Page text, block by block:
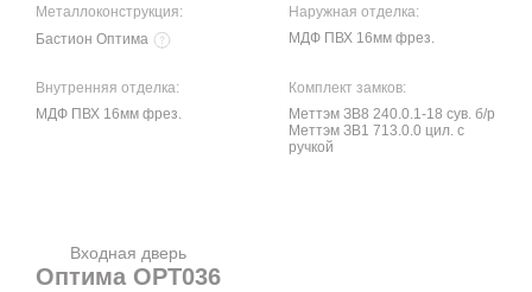
Металлоконструкция:
Бастион Оптима
Наружная отделка:
МДФ ПВХ 16мм фрез.
Внутренняя отделка:
МДФ ПВХ 16мм фрез.
Комплект замков:
Меттэм ЗВ8 240.0.1-18 сув. б/р
Меттэм ЗВ1 713.0.0 цил. с
ручкой
Входная дверь
Оптима OPT036